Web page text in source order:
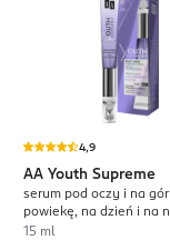
4,9
AA Youth Supreme
serum pod oczy i na
powiekę, na dzień i na
15 ml